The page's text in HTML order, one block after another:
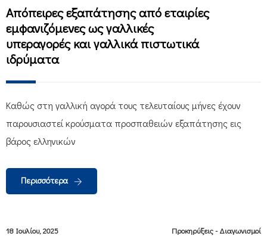
Απόπειρες εξαπάτησης από εταιρίες
εμφανιζόμενες ως γαλλικές
υπεραγορές και γαλλικά πιστωτικά
ιδρύματα
Καθώς στη γαλλική αγορά τους τελευταίους μήνες έχουν
παρουσιαστεί κρούσματα προσπαθειών εξαπάτησης εις
βάρος ελληνικών
Περισσότερα
18 Ιουλίου, 2025 Προκηρύξεις - Διαγωνισμοί